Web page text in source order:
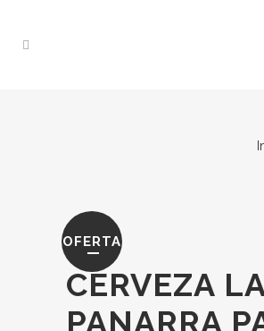
OFERTA
CERVEZA
PANARRA